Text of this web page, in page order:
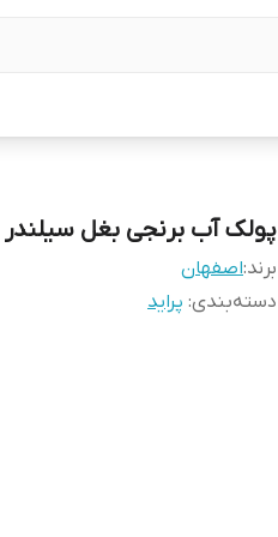
پولک آب برنجی بغل سیلندر
برند:اصفهان
دسته‌بندی: پراید